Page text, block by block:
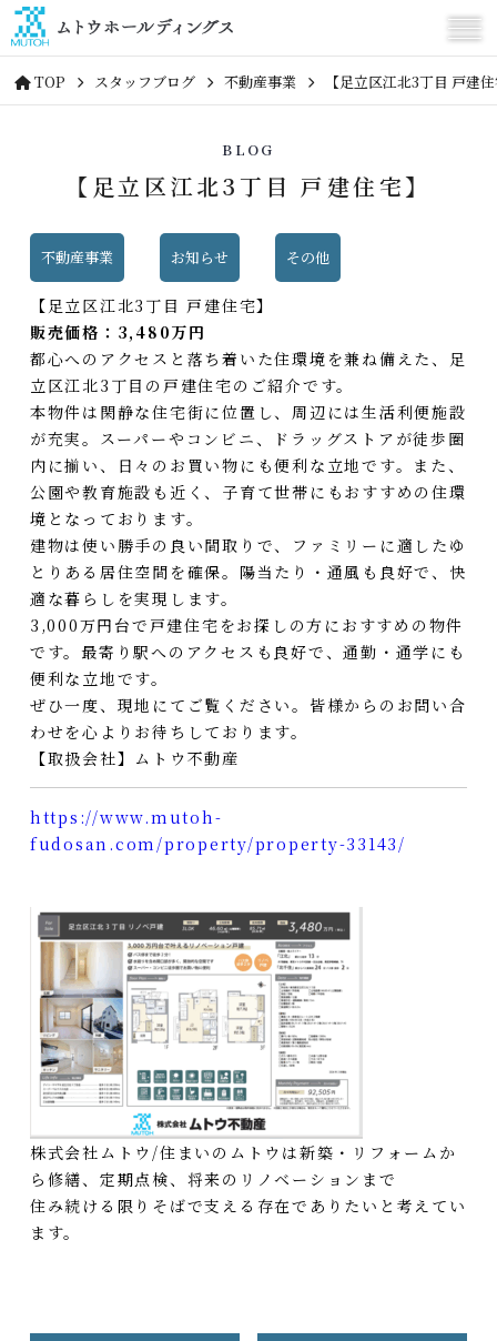
TOP スタッフブログ 不動産事業 【足立区江北3丁目 戸建
BLOG
【足立区江北3丁目 戸建住宅】
不動産事業 お知らせ その他
【足立区江北3丁目 戸建住宅】
販売価格：3,480万円
都心へのアクセスと落ち着いた住環境を兼ね備えた、足
立区江北3丁目の戸建住宅のご紹介です。
本物件は閑静な住宅街に位置し、周辺には生活利便施設
が充実。スーパーやコンビニ、ドラッグストアが徒歩圏
内に揃い、日々のお買い物にも便利な立地です。また、
公園や教育施設も近く、子育て世帯にもおすすめの住環
境となっております。
建物は使い勝手の良い間取りで、ファミリーに適したゆ
とりある居住空間を確保。陽当たり・通風も良好で、快
適な暮らしを実現します。
3,000万円台で戸建住宅をお探しの方におすすめの物件
です。最寄り駅へのアクセスも良好で、通勤・通学にも
便利な立地です。
ぜひ一度、現地にてご覧ください。皆様からのお問い合
わせを心よりお待ちしております。
【取扱会社】ムトウ不動産
https://www.mutoh-
fudosan.com/property/property-33143/
株式会社ムトウ/住まいのムトウは新築・リフォームか
ら修繕、定期点検、将来のリノベーションまで
住み続ける限りそばで支える存在でありたいと考えてい
ます。